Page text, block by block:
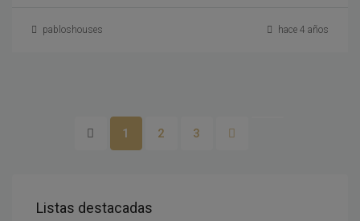
pabloshouses hace 4 años
1 2 3
Listas destacadas